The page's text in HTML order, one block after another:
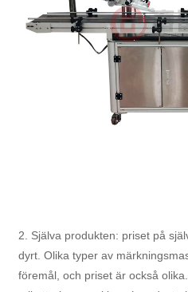
2. Själva produkten: priset på
dyrt. Olika typer av
föremål, och priset är också